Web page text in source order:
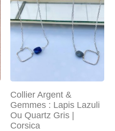
Collier Argent &
Gemmes : Lapis Lazuli
Ou Quartz Gris |
Corsica